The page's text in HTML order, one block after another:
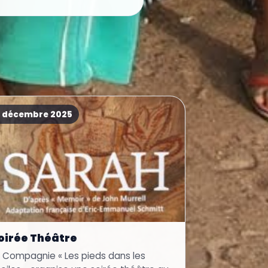
décembre 2025
Théâtre
Compagnie « Les pieds dans les